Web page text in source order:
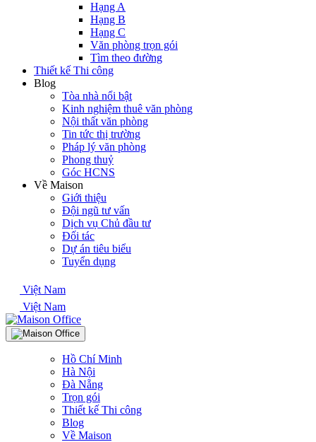
Hạng A
Hạng B
Hạng C
Văn phòng trọn gói
Tìm theo đường
Thiết kế Thi công
Blog
Tòa nhà nổi bật
Kinh nghiệm thuê văn phòng
Nội thất văn phòng
Tin tức thị trường
Pháp lý văn phòng
Phong thuỷ
Góc HCNS
Về Maison
Giới thiệu
Đội ngũ tư vấn
Dịch vụ Chủ đầu tư
Đối tác
Dự án tiêu biểu
Tuyển dụng
Việt Nam
Việt Nam
Hồ Chí Minh
Hà Nội
Đà Nẵng
Trọn gói
Thiết kế Thi công
Blog
Về Maison